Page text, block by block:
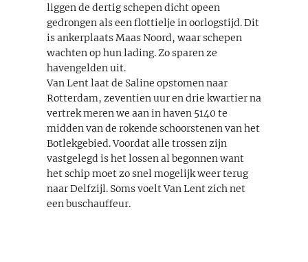
liggen de dertig schepen dicht opeen
gedrongen als een flottielje in oorlogstijd. Dit
is ankerplaats Maas Noord, waar schepen
wachten op hun lading. Zo sparen ze
havengelden uit.
Van Lent laat de Saline opstomen naar
Rotterdam, zeventien uur en drie kwartier na
vertrek meren we aan in haven 5140 te
midden van de rokende schoorstenen van het
Botlekgebied. Voordat alle trossen zijn
vastgelegd is het lossen al begonnen want
het schip moet zo snel mogelijk weer terug
naar Delfzijl. Soms voelt Van Lent zich net
een buschauffeur.